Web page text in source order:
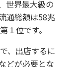
世界最大級の
通総額は58兆
１位です。
、出店するに
どが必要とな